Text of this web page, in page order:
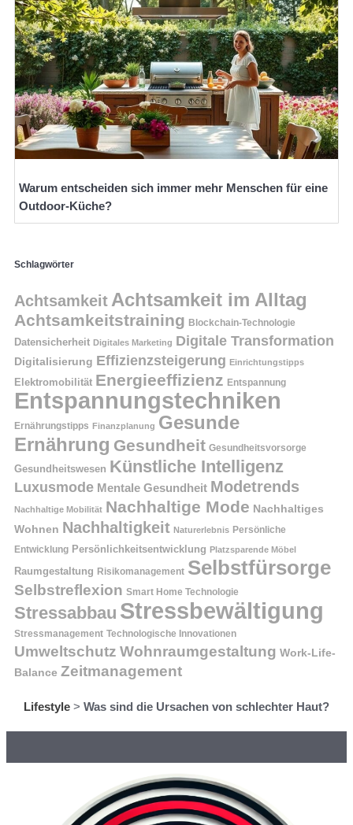
Warum entscheiden sich immer mehr Menschen für eine
Outdoor-Küche?
Schlagwörter
Achtsamkeit Achtsamkeit im Alltag
Achtsamkeitstraining Blockchain-Technologie
Datensicherheit Digitales Marketing Digitale Transformation
Digitalisierung Effizienzsteigerung Einrichtungstipps
Elektromobilität Energieeffizienz Entspannung
Entspannungstechniken
Ernährungstipps Finanzplanung Gesunde
Ernährung Gesundheit Gesundheitsvorsorge
Gesundheitswesen Künstliche Intelligenz
Luxusmode Mentale Gesundheit Modetrends
Nachhaltige Mobilität Nachhaltige Mode Nachhaltiges
Wohnen Nachhaltigkeit Naturerlebnis Persönliche
Entwicklung Persönlichkeitsentwicklung Platzsparende Möbel
Raumgestaltung Risikomanagement Selbstfürsorge
Selbstreflexion Smart Home Technologie
Stressabbau Stressbewältigung
Stressmanagement Technologische Innovationen
Umweltschutz Wohnraumgestaltung Work-Life-
Balance Zeitmanagement
Lifestyle > Was sind die Ursachen von schlechter Haut?